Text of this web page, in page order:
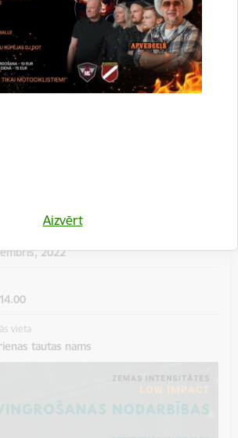
Aizvērt
2022
vieta
tautas nams